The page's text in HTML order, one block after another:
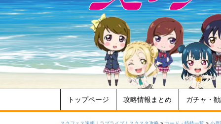
トップページ 攻略情報まとめ ガチャ・